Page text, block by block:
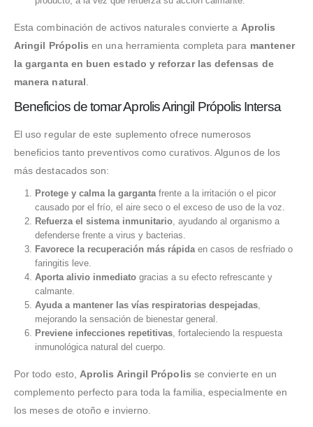
Esta combinación de activos naturales convierte a Aprolis
Aringil Própolis en una herramienta completa para mantener
la garganta en buen estado y reforzar las defensas de
manera natural.
Beneficios de tomar Aprolis Aringil Própolis Intersa
El uso regular de este suplemento ofrece numerosos
beneficios tanto preventivos como curativos. Algunos de los
más destacados son:
Protege y calma la gargantafrente a la irritación o el picor
causado por el frío, el aire seco o el exceso de uso de la voz.
Refuerza el sistema inmunitario, ayudando al organismo a
defenderse frente a virus y bacterias.
Favorece la recuperación más rápidaen casos de resfriado o
faringitis leve.
Aporta alivio inmediatogracias a su efecto refrescante y
calmante.
Ayuda a mantener las vías respiratorias despejadas,
mejorando la sensación de bienestar general.
Previene infecciones repetitivas, fortaleciendo la respuesta
inmunológica natural del cuerpo.
Por todo esto, Aprolis Aringil Própolis se convierte en un
complemento perfecto para toda la familia, especialmente en
los meses de otoño e invierno.